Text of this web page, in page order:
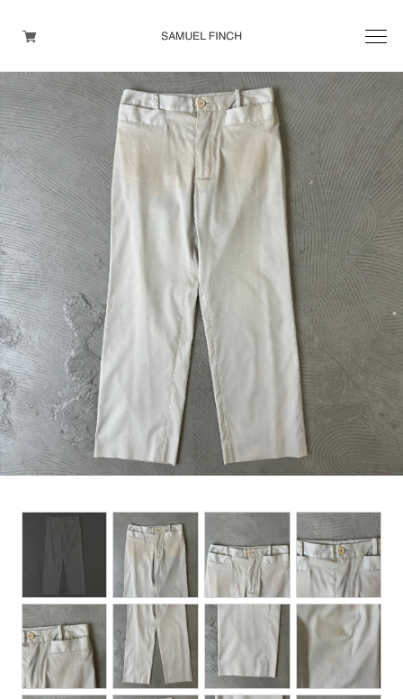
Men's
Maison Martin Margiela
Helmut Lang
Yohji Yamamoto
Other brands
TOPS
OUTER WEAR
BOTTOMS
DESIGNERS ARCHIVES